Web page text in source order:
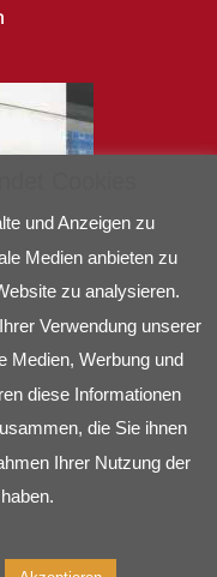
und Anzeigen zu
Medien anbieten zu
zu analysieren.
Verwendung unserer
Medien, Werbung und
diese Informationen
die Sie ihnen
Ihrer Nutzung der